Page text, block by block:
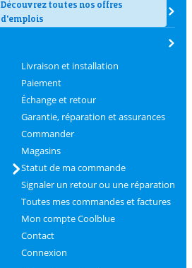
Découvrez toutes nos offres
d'emplois
Livraison et installation
Paiement
Échange et retour
Garantie, réparation et assurances
Commander
Magasins
Statut de ma commande
Signaler un retour ou une réparation
Toutes mes commandes et factures
Mon compte Coolblue
Contact
Connexion